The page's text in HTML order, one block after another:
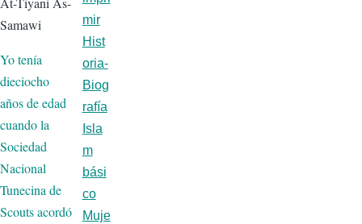
Samawi
Yo tenía
dieciocho
años de edad
cuando la
Sociedad
Nacional
Tunecina de
Scouts acordó
mir
Hist
oria-
Biog
rafía
Isla
m
bási
co
Muje